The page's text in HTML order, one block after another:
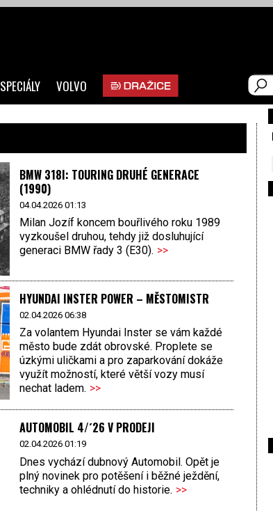
BMW 318I: TOURING DRUHÉ GENERACE
(1990)
04.04.2026 01:13
Milan Jozíf koncem bouřlivého roku 1989
vyzkoušel druhou, tehdy již dosluhující
generaci BMW řady 3 (E30). >>
HYUNDAI INSTER POWER – MĚSTOMISTR
02.04.2026 06:38
Za volantem Hyundai Inster se vám každé
město bude zdát obrovské. Proplete se
úzkými uličkami a pro zaparkování dokáže
využít možností, které větší vozy musí
nechat ladem. >>
AUTOMOBIL 4/´26 V PRODEJI
02.04.2026 01:19
Dnes vychází dubnový Automobil. Opět je
plný novinek pro potěšení i běžné ježdění,
techniky a ohlédnutí do historie. >>
SPECIÁLY VOLVO